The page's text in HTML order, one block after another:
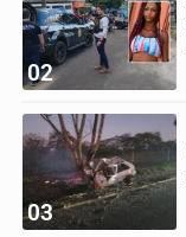
02
03